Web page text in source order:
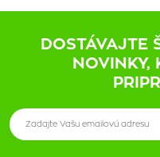
DOSTÁVAJTE
NOVINKY,